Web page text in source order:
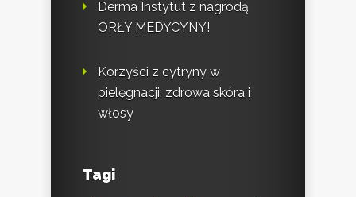
Derma Instytut z nagrodą
ORŁY MEDYCYNY!
Korzyści z cytryny w
pielęgnacji: zdrowa skóra i
włosy
Tagi